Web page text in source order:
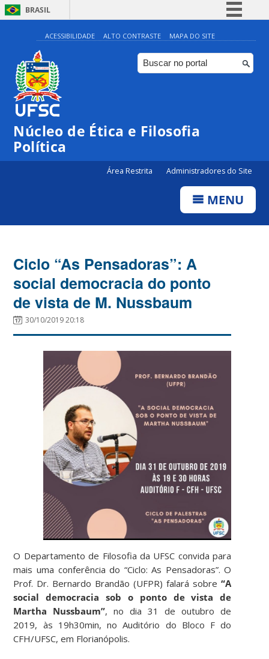
BRASIL
Simplifique!
Comunica BR
Participe
Canais
ACESSIBILIDADE ALTO CONTRASTE MAPA DO SITE
Núcleo de Ética e Filosofia
Política
Área Restrita Administradores do Site
MENU
Ciclo “As Pensadoras”: A
social democracia do ponto
de vista de M. Nussbaum
30/10/2019 20:18
O Departamento de Filosofia da UFSC convida para
mais uma conferência do “Ciclo: As Pensadoras”. O
Prof. Dr. Bernardo Brandão (UFPR) falará sobre“A
social democracia sob o ponto de vista de
Martha Nussbaum”, no dia 31 de outubro de
2019, às 19h30min, no Auditório do Bloco F do
CFH/UFSC, em Florianópolis.